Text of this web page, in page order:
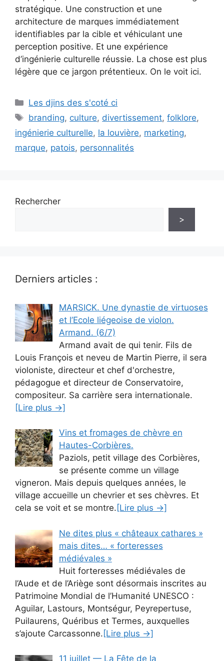
stratégique. Une construction et une
architecture de marques immédiatement
identifiables par la cible et véhiculant une
perception positive. Et une expérience
d’ingénierie culturelle réussie. La chose est plus
légère que ce jargon prétentieux. On le voit ici.
Catégories
Les djins des s'coté ci
Étiquettes
branding, culture, divertissement,folklore,
ingénierie culturelle, la louvière, marketing,
marque, patois, personnalités
Rechercher
>
Derniers articles :
MARSICK. Une dynastie de virtuoses
et l’Ecole liégeoise de violon.
Armand. (6/7)
Armand avait de qui tenir. Fils de
Louis François et neveu de Martin Pierre, il sera
violoniste, directeur et chef d'orchestre,
pédagogue et directeur de Conservatoire,
compositeur. Sa carrière sera internationale.
[Lire plus →]
Vins et fromages de chèvre en
Hautes-Corbières.
Paziols, petit village des Corbières,
se présente comme un village
vigneron. Mais depuis quelques années, le
village accueille un chevrier et ses chèvres. Et
cela se voit et se montre. [Lire plus →]
Ne dites plus « châteaux cathares »
mais dites… « forteresses
médiévales »
Huit forteresses médiévales de
l’Aude et de l’Ariège sont désormais inscrites au
Patrimoine Mondial de l’Humanité UNESCO :
Aguilar, Lastours, Montségur, Peyrepertuse,
Puilaurens, Quéribus et Termes, auxquelles
s’ajoute Carcassonne. [Lire plus →]
11 juillet — La Fête de la